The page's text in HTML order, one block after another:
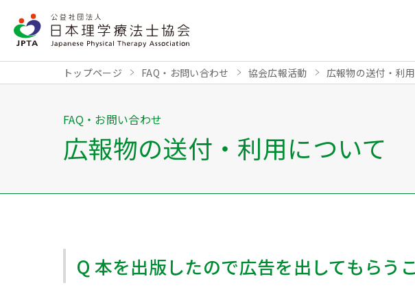
トップページ FAQ・お問い合わせ 協会広報活動 広報物の送付・利
FAQ・お問い合わせ
広報物の送付・利用について
Q 本を出版したので広告を出してもらう